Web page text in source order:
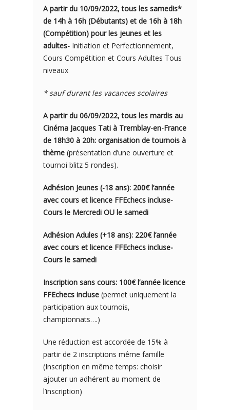
A partir du 10/09/2022, tous les samedis*
de 14h à 16h (Débutants) et de 16h à 18h
(Compétition) pour les jeunes et les
adultes- Initiation et Perfectionnement,
Cours Compétition et Cours Adultes Tous
niveaux
* sauf durant les vacances scolaires
A partir du 06/09/2022, tous les mardis au
Cinéma Jacques Tati à Tremblay-en-France
de 18h30 à 20h: organisation de tournois à
thème (présentation d’une ouverture et
tournoi blitz 5 rondes).
Adhésion Jeunes (-18 ans): 200€ l’année
avec cours et licence FFEchecs incluse-
Cours le Mercredi OU le samedi
Adhésion Adules (+18 ans): 220€ l’année
avec cours et licence FFEchecs incluse-
Cours le samedi
Inscription sans cours: 100€ l’année licence
FFEchecs incluse (permet uniquement la
participation aux tournois,
championnats….)
Une réduction est accordée de 15% à
partir de 2 inscriptions même famille
(Inscription en même temps: choisir
ajouter un adhérent au moment de
l’inscription)